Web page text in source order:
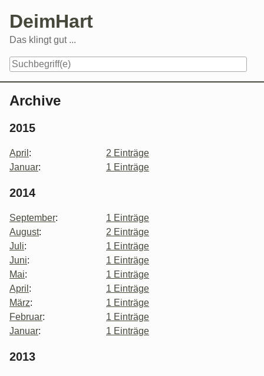
content
DeimHart
Das klingt gut ...
Archive
2015
April :
2 Einträge
Januar: 1 Einträge
2014
September:
1 Einträge
August:
2 Einträge
Juli:
1 Einträge
Juni:
1 Einträge
Mai:
1 Einträge
April :
1 Einträge
März:
1 Einträge
Februar:
1 Einträge
Januar: 1 Einträge
2013